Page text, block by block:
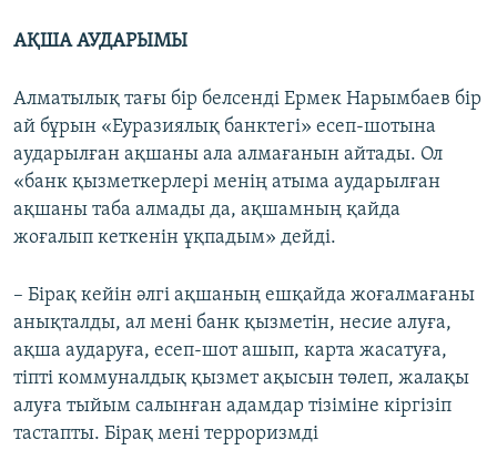
АҚША АУДАРЫМЫ
Алматылық тағы бір белсенді Ермек Нарымбаев бір
ай бұрын «Еуразиялық банктегі» есеп-шотына
аударылған ақшаны ала алмағанын айтады. Ол
«банк қызметкерлері менің атыма аударылған
ақшаны таба алмады да, ақшамның қайда
жоғалып кеткенін ұқпадым» дейді.
– Бірақ кейін әлгі ақшаның ешқайда жоғалмағаны
анықталды, ал мені банк қызметін, несие алуға,
ақша аударуға, есеп-шот ашып, карта жасатуға,
тіпті коммуналдық қызмет ақысын төлеп, жалақы
алуға тыйым салынған адамдар тізіміне кіргізіп
тастапты. Бірақ мені терроризмді